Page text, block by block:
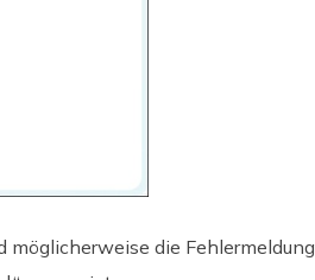
möglicherweise die Fehlermeldung